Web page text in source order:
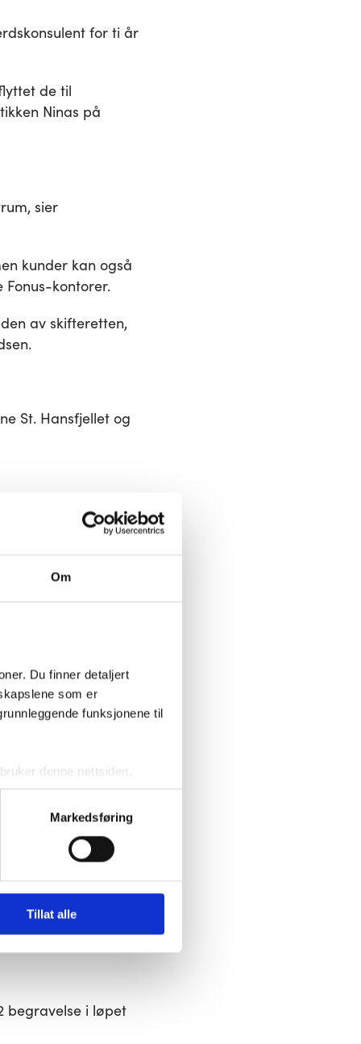
Om
Du finner detaljert
som er
funksjonene til
denne nettsiden,
vil kun bli
av noen av dem kan
Markedsføring
Tillat alle
for ti år
de til
Ninas på
sier
kunder kan også
kontorer.
av skifteretten,
St. Hansfjellet og
stillingsannonsen,
den de har
som om den jeg
begravelse i løpet